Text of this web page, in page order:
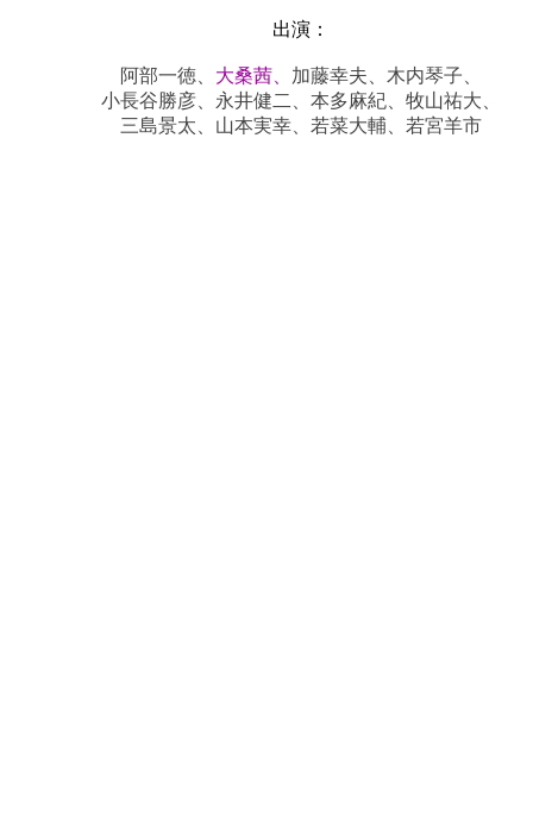
出演：
阿部一徳、 大桑茜、 加藤幸夫、木内琴子、
小長谷勝彦、永井健二、本多麻紀、牧山祐大、
三島景太、山本実幸、若菜大輔、若宮羊市